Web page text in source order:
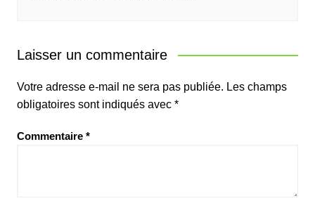
Laisser un commentaire
Votre adresse e-mail ne sera pas publiée. Les champs
obligatoires sont indiqués avec *
Commentaire *